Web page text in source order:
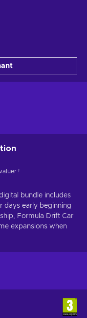
!
bundle includes
days early beginning
Formula Drift Car
expansions when